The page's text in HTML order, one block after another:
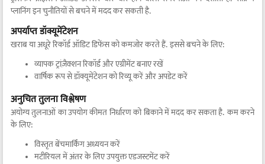
प्लानिंग इन चुनौतियों से बचने में मदद कर सकती है.
अपर्याप्त डॉक्यूमेंटेशन
खराब या अधूरे रिकॉर्ड ऑडिट डिफेंस को कमजोर करते हैं. इससे बचने के लिए:
व्यापक ट्रांज़ैक्शन रिकॉर्ड और एग्रीमेंट बनाए रखें
वार्षिक रूप से डॉक्यूमेंटेशन को रिव्यू करें और अपडेट करें
अनुचित तुलना विश्लेषण
अयोग्य तुलनाओं का उपयोग कीमत निर्धारण को बिकाने में मदद कर सकता है. कम करने
के लिए:
विस्तृत बेंचमार्किंग अध्ययन करें
मटीरियल में अंतर के लिए उपयुक्त एडजस्टमेंट करें